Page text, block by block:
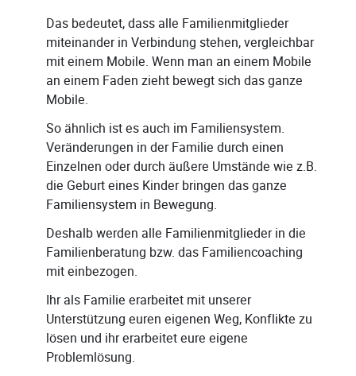
Das bedeutet, dass alle Familienmitglieder
miteinander in Verbindung stehen, vergleichbar
mit einem Mobile. Wenn man an einem Mobile
an einem Faden zieht bewegt sich das ganze
Mobile.
So ähnlich ist es auch im Familiensystem.
Veränderungen in der Familie durch einen
Einzelnen oder durch äußere Umstände wie z.B.
die Geburt eines Kinder bringen das ganze
Familiensystem in Bewegung.
Deshalb werden alle Familienmitglieder in die
Familienberatung bzw. das Familiencoaching
mit einbezogen.
Ihr als Familie erarbeitet mit unserer
Unterstützung euren eigenen Weg, Konflikte zu
lösen und ihr erarbeitet eure eigene
Problemlösung.